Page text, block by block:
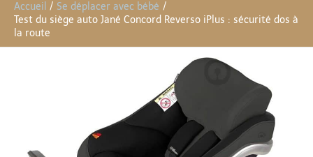
Accueil
Se déplacer avec bébé
Test du siège auto Jané Concord Reverso iPlus : sécurité dos à
la route